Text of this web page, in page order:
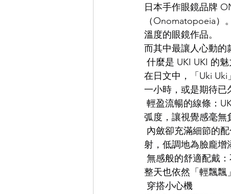
OG X OLIVER
EFFECTOR
日本手作眼鏡品牌
（Onomatopoeia
溫度的眼鏡作品。
而其中最讓人心動的
什麼是 UKI UKI 的魅
在日文中，「Uki
一小時，或是期待已
輕盈流暢的線條：
弧度，讓視覺感毫無
內斂卻充滿細節的
射，低調地為臉龐增
無感般的舒適配戴
整天也依然「輕飄飄
穿搭小心機